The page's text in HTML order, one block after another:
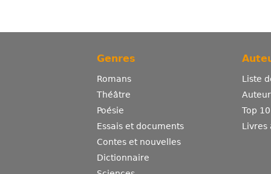
Genres
Romans
Théâtre
Poésie
Essais et documents
Contes et nouvelles
Dictionnaire
Liste
Top
Livres